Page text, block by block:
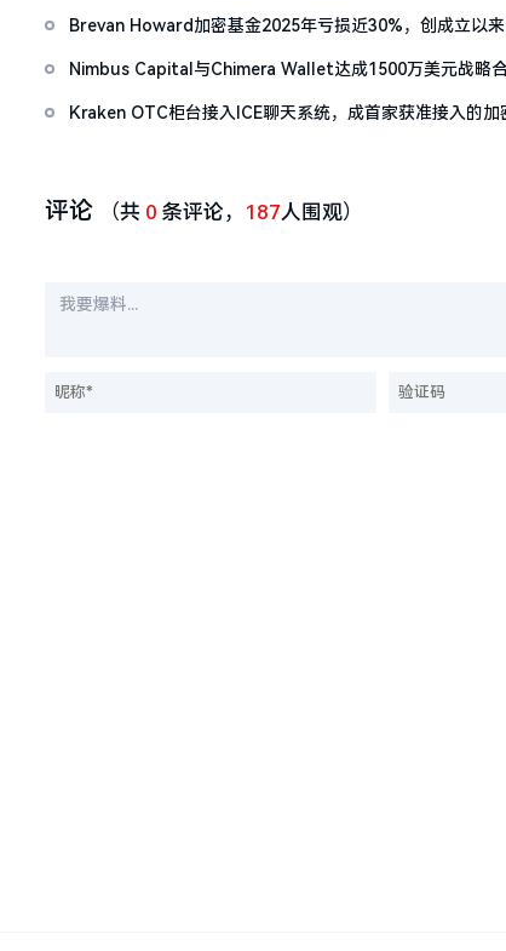
Brevan Howard加密基金2025年亏损近30%，创成立以来
Nimbus Capital与Chimera Wallet达成1500万美元战略合
Kraken OTC柜台接入ICE聊天系统，成首家获准接入的加
评论 （共 0 条评论， 187人围观）